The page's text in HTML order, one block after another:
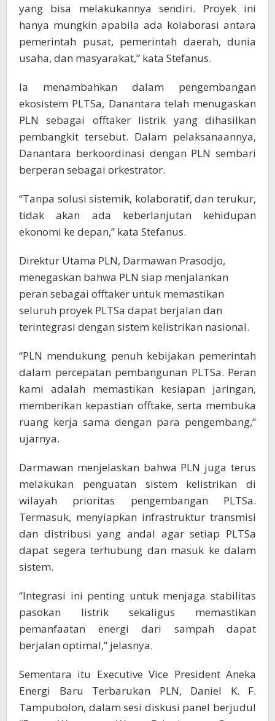
yang bisa melakukannya sendiri. Proyek ini
hanya mungkin apabila ada kolaborasi antara
pemerintah pusat, pemerintah daerah, dunia
usaha, dan masyarakat,” kata Stefanus.
Ia menambahkan dalam pengembangan
ekosistem PLTSa, Danantara telah menugaskan
PLN sebagai offtaker listrik yang dihasilkan
pembangkit tersebut. Dalam pelaksanaannya,
Danantara berkoordinasi dengan PLN sembari
berperan sebagai orkestrator.
“Tanpa solusi sistemik, kolaboratif, dan terukur,
tidak akan ada keberlanjutan kehidupan
ekonomi ke depan,” kata Stefanus.
Direktur Utama PLN, Darmawan Prasodjo,
menegaskan bahwa PLN siap menjalankan
peran sebagai offtaker untuk memastikan
seluruh proyek PLTSa dapat berjalan dan
terintegrasi dengan sistem kelistrikan nasional.
“PLN mendukung penuh kebijakan pemerintah
dalam percepatan pembangunan PLTSa. Peran
kami adalah memastikan kesiapan jaringan,
memberikan kepastian offtake, serta membuka
ruang kerja sama dengan para pengembang,”
ujarnya.
Darmawan menjelaskan bahwa PLN juga terus
melakukan penguatan sistem kelistrikan di
wilayah prioritas pengembangan PLTSa.
Termasuk, menyiapkan infrastruktur transmisi
dan distribusi yang andal agar setiap PLTSa
dapat segera terhubung dan masuk ke dalam
sistem.
“Integrasi ini penting untuk menjaga stabilitas
pasokan listrik sekaligus memastikan
pemanfaatan energi dari sampah dapat
berjalan optimal,” jelasnya.
Sementara itu Executive Vice President Aneka
Energi Baru Terbarukan PLN, Daniel K. F.
Tampubolon, dalam sesi diskusi panel berjudul